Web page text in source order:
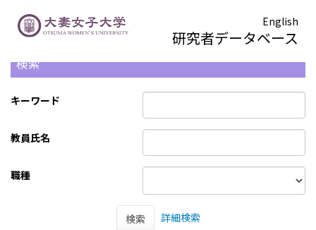
English
研究者データベース
検索
キーワード
教員氏名
職種
検索
詳細検索